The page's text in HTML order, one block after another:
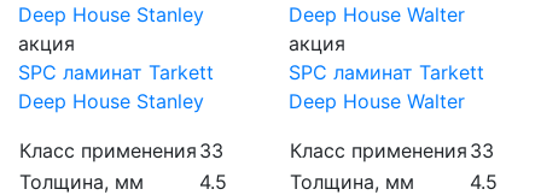
акция
SPC ламинат Tarkett
Deep House Stanley
Класс применения 33
Толщина, мм
4.5
акция
SPC ламинат Tarkett
Deep House Walter
Класс применения 33
Толщина, мм
4.5